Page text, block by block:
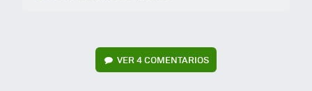
VER 4 COMENTARIOS